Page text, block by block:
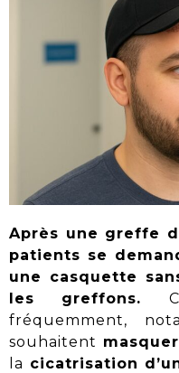
Après une greffe
patients se
une casquette
les greffons.
fréquemment,
souhaitent
la cicatrisation